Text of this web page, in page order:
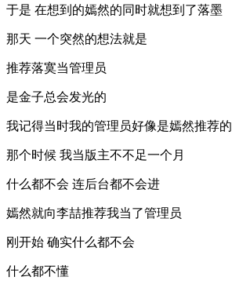
于是 在想到的嫣然的同时就想到了落墨
那天 一个突然的想法就是
推荐落寞当管理员
是金子总会发光的
我记得当时我的管理员好像是嫣然推荐的
那个时候 我当版主不不足一个月
什么都不会 连后台都不会进
嫣然就向李喆推荐我当了管理员
刚开始 确实什么都不会
什么都不懂